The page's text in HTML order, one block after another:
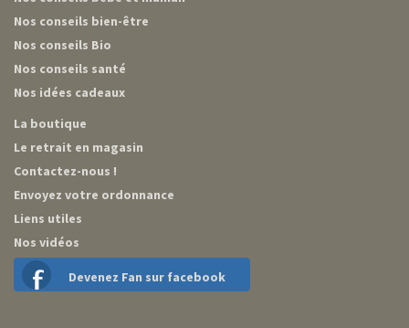
Nos conseils bien-être
Nos conseils Bio
Nos conseils santé
Nos idées cadeaux
La boutique
Le retrait en magasin
Contactez-nous !
Envoyez votre ordonnance
Liens utiles
Nos vidéos
Devenez Fan sur facebook